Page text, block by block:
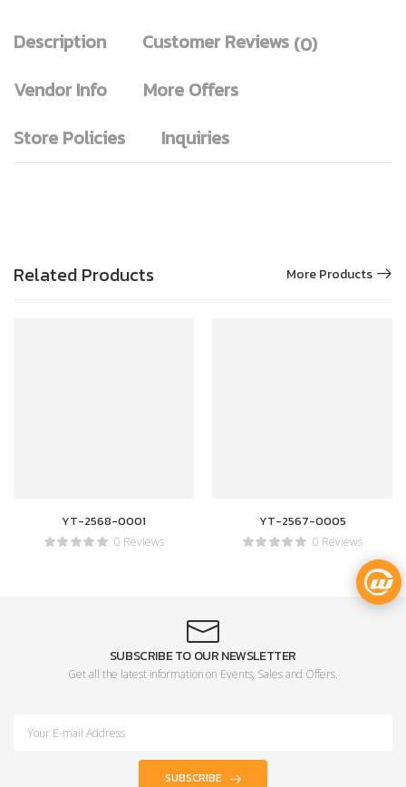
Description Customer Reviews (0)
Vendor Info
More Offers
Store Policies
Inquiries
Related Products More Products
YT-2568-0001
0 Reviews
YT-2567-0005
0 Reviews
SUBSCRIBE TO OUR NEWSLETTER
Get all the latest information on Events, Sales and Offers.
SUBSCRIBE